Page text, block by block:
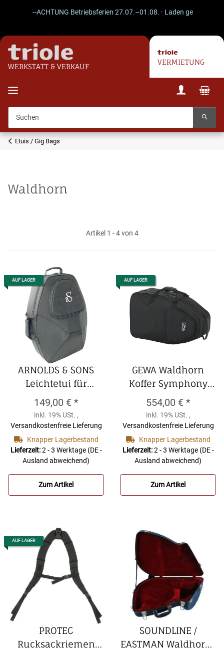
--ACHTUNG Betriebsferien 27.07.–01.08. · Laden geschlossen
WERKSTATT & VERKAUF
VERMIETUNG
Etuis / Gig Bags
Waldhorn
Artikel 1 - 4 von 4
AUF LAGER
ARNOLDS & SONS
Leichtetui für
Waldhorn mit
abschraubbarem
Schallstück,
Rucksackriemen,
ARNOLDS & SONS
Leichtetui für
Waldhorn mit
149,00 € *
inkl. 19% USt. ,
Versandkostenfreie Lieferung
Knapper Lagerbestand
Lieferzeit:2 - 3 Werktage (DE -
Ausland abweichend)
Zum Artikel
AUF LAGER
GEWA Waldhorn
Koffer Symphony
GEWA Waldhorn
Koffer Symphony
554,00 € *
inkl. 19% USt. ,
Versandkostenfreie Lieferung
Knapper Lagerbestand
Lieferzeit:2 - 3 Werktage (DE -
Ausland abweichend)
Zum Artikel
AUF LAGER
PROTEC
Rucksackriemen
SOUNDLINE /
EASTMAN Waldhorn-